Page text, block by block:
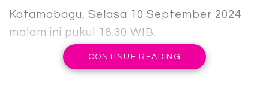
Kotamobagu, Selasa 10 September 2024
malam ini pukul 18.30 WIB.
Asyiknya lagi, pengunjung juga bisa
CONTINUE READING